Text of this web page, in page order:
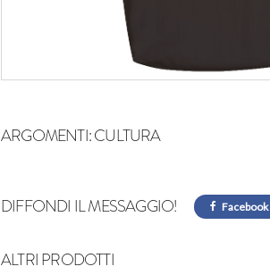
ARGOMENTI:CULTURA
DIFFONDI IL MESSAGGIO! Facebook
ALTRI PRODOTTI